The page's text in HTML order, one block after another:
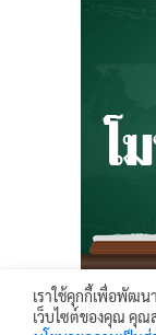
เราใช้คุกกี้เพื่อพัฒ
เว็บไซต์ของคุณ คุณ